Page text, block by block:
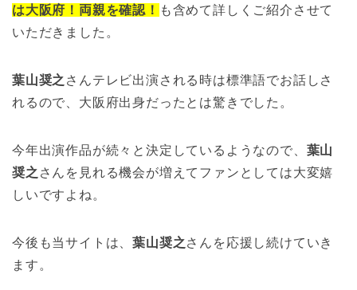
は大阪府！両親を確認！ も含めて詳しくご紹介させて
いただきました。
葉山奨之 さんテレビ出演される時は標準語でお話しさ
れるので、大阪府出身だったとは驚きでした。
今年出演作品が続々と決定しているようなので、 葉山
奨之 さんを見れる機会が増えてファンとしては大変嬉
しいですよね。
今後も当サイトは、葉山奨之さんを応援し続けていき
ます。